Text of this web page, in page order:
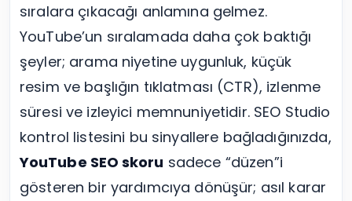
sıralara çıkacağı anlamına gelmez.
YouTube’un sıralamada daha çok baktığı
şeyler; arama niyetine uygunluk, küçük
resim ve başlığın tıklatması (CTR), izlenme
süresi ve izleyici memnuniyetidir. SEO Studio
kontrol listesini bu sinyallere bağladığınızda,
YouTube SEO skoru sadece “düzen”i
gösteren bir yardımcıya dönüşür; asıl karar